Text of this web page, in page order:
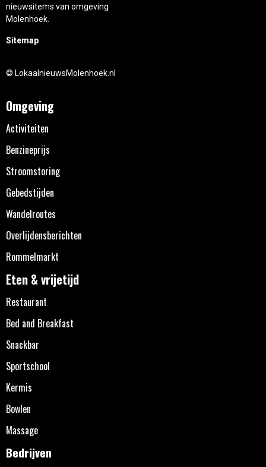
nieuwsitems van omgeving
Molenhoek.
Sitemap
© LokaalnieuwsMolenhoek.nl
Omgeving
Activiteiten
Benzineprijs
Stroomstoring
Gebedstijden
Wandelroutes
Overlijdensberichten
Rommelmarkt
Eten & vrijetijd
Restaurant
Bed and Breakfast
Snackbar
Sportschool
Kermis
Bowlen
Massage
Bedrijven